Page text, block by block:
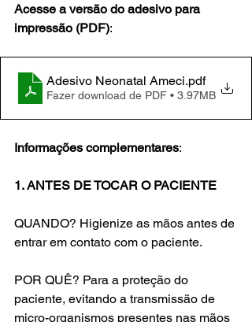
Acesse a versão do adesivo para
impressão (PDF):
Adesivo Neonatal Ameci.pdf
Fazer download de PDF • 3.97MB
Informações complementares:
1. ANTES DE TOCAR O PACIENTE
QUANDO? Higienize as mãos antes de
entrar em contato com o paciente.
POR QUÊ? Para a proteção do
paciente, evitando a transmissão de
micro-organismos presentes nas mãos